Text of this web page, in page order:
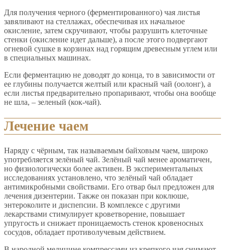
Для получения черного (ферментированного) чая листья
завяливают на стеллажах, обеспечивая их начальное
окисление, затем скручивают, чтобы разрушить клеточные
стенки (окисление идет дальше), а после этого подвергают
огневой сушке в корзинах над горящим древесным углем или
в специальных машинах.
Если ферментацию не доводят до конца, то в зависимости от
ее глубины получается желтый или красный чай (оолонг), а
если листья предварительно пропаривают, чтобы она вообще
не шла, – зеленый (кок-чай).
Лечение чаем
Наряду с чёрным, так называемым байховым чаем, широко
употребляется зелёный чай. Зелёный чай менее ароматичен,
но физиологически более активен. В экспериментальных
исследованиях установлено, что зелёный чай обладает
антимикробными свойствами. Его отвар был предложен для
лечения дизентерии. Также он показан при коклюше,
энтероколите и диспепсии. В комплексе с другими
лекарствами стимулирует кроветворение, повышает
упругость и снижает проницаемость стенок кровеносных
сосудов, обладает противолучевым действием.